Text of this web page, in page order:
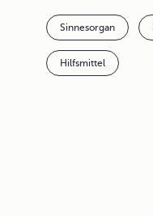
Sinnesorgan
Hilfsmittel